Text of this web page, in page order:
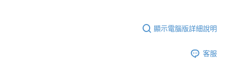
顯示電腦版詳細說明
客服